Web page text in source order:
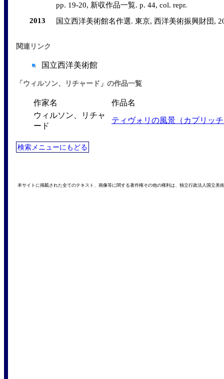
pp. 19-20, 新収作品一覧. p. 44, col. repr.
2013
国立西洋美術館名作選. 東京, 西洋美術振興財団,
関連リンク
国立西洋美術館
「ウィルソン、リチャード」の作品一覧
作家名
作品名
ウィルソン、リチャ
ード
ティヴォリの風景（カプリッ
検索メニューにもどる
本サイトに掲載された全てのテキスト、画像等に関する著作権その他の権利は、独立行政法人国立